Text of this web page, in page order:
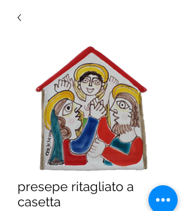
presepe ritagliato a
casetta